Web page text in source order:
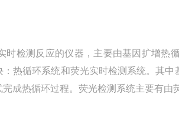
时检测反应的仪器，主要由基因扩增热
：热循环系统和荧光实时检测系统。其
成热循环过程。荧光检测系统主要有